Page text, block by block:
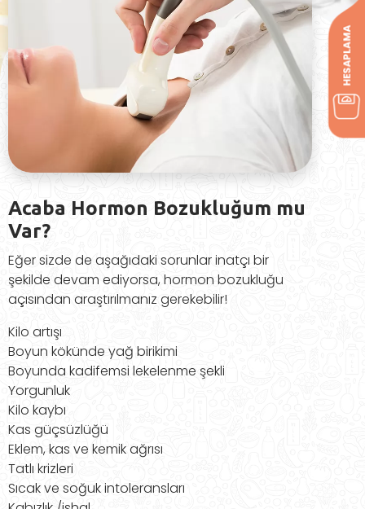
Acaba Hormon Bozukluğum mu
Var?
Eğer sizde de aşağıdaki sorunlar inatçı bir
şekilde devam ediyorsa, hormon bozukluğu
açısından araştırılmanız gerekebilir!
Kilo artışı
Boyun kökünde yağ birikimi
Boyunda kadifemsi lekelenme şekli
Yorgunluk
Kilo kaybı
Kas güçsüzlüğü
Eklem, kas ve kemik ağrısı
Tatlı krizleri
Sıcak ve soğuk intoleransları